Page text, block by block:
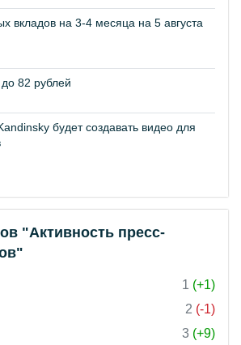
вкладов на 3-4 месяца на 5 августа
82 рублей
будет создавать видео для
"Активность пресс-
1 (+1)
2 (-1)
3 (+9)